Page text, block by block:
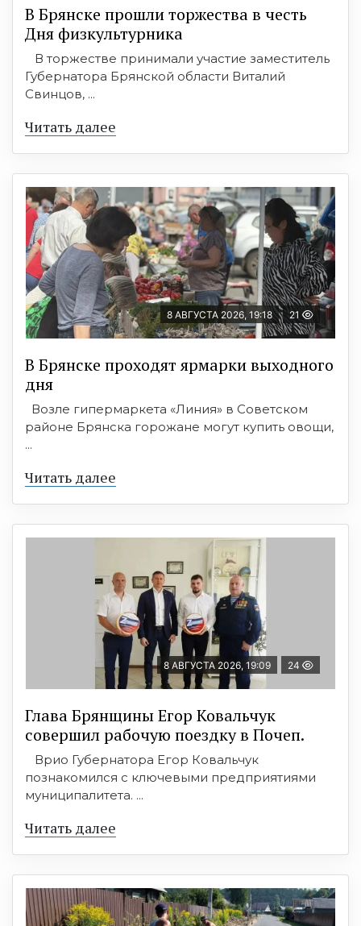
В Брянске прошли торжества в честь
Дня физкультурника
В торжестве принимали участие заместитель
Губернатора Брянской области Виталий
Свинцов, ...
Читать далее
8 АВГУСТА 2026, 19:18 21
В Брянске проходят ярмарки выходного
дня
Возле гипермаркета «Линия» в Советском
районе Брянска горожане могут купить овощи,
...
Читать далее
8 АВГУСТА 2026, 19:09 24
Глава Брянщины Егор Ковальчук
совершил рабочую поездку в Почеп.
Врио Губернатора Егор Ковальчук
познакомился с ключевыми предприятиями
муниципалитета. ...
Читать далее